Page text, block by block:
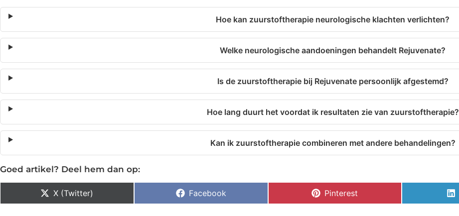
Hoe kan zuurstoftherapie neurologische klachten verlichten?
Welke neurologische aandoeningen behandelt Rejuvenate?
Is de zuurstoftherapie bij Rejuvenate persoonlijk afgestemd?
Hoe lang duurt het voordat ik resultaten zie van zuurstoftherapie?
Kan ik zuurstoftherapie combineren met andere behandelingen?
Goed artikel? Deel hem dan op:
X (Twitter) Facebook Pinterest